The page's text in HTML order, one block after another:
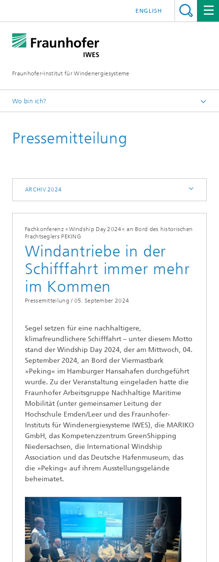
Fraunhofer-Institut für Windenergiesysteme
ENGLISH
Wo bin ich?
Presse | Medien
Pressemitteilung
ARCHIV 2024
Fachkonferenz »Windship Day 2024« an Bord des historischen
Frachtseglers PEKING
Windantriebe in der
Schifffahrt immer mehr
im Kommen
Pressemitteilung / 05. September 2024
Segel setzen für eine nachhaltigere,
klimafreundlichere Schifffahrt – unter diesem Motto
stand der Windship Day 2024, der am Mittwoch, 04.
September 2024, an Bord der Viermastbark
»Peking« im Hamburger Hansahafen durchgeführt
wurde. Zu der Veranstaltung eingeladen hatte die
Fraunhofer Arbeitsgruppe Nachhaltige Maritime
Mobilität (unter gemeinsamer Leitung der
Hochschule Emden/Leer und des Fraunhofer-
Instituts für Windenergiesysteme IWES), die MARIKO
GmbH, das Kompetenzzentrum GreenShipping
Niedersachsen, die International Windship
Association und das Deutsche Hafenmuseum, das
die »Peking« auf ihrem Ausstellungsgelände
beheimatet.